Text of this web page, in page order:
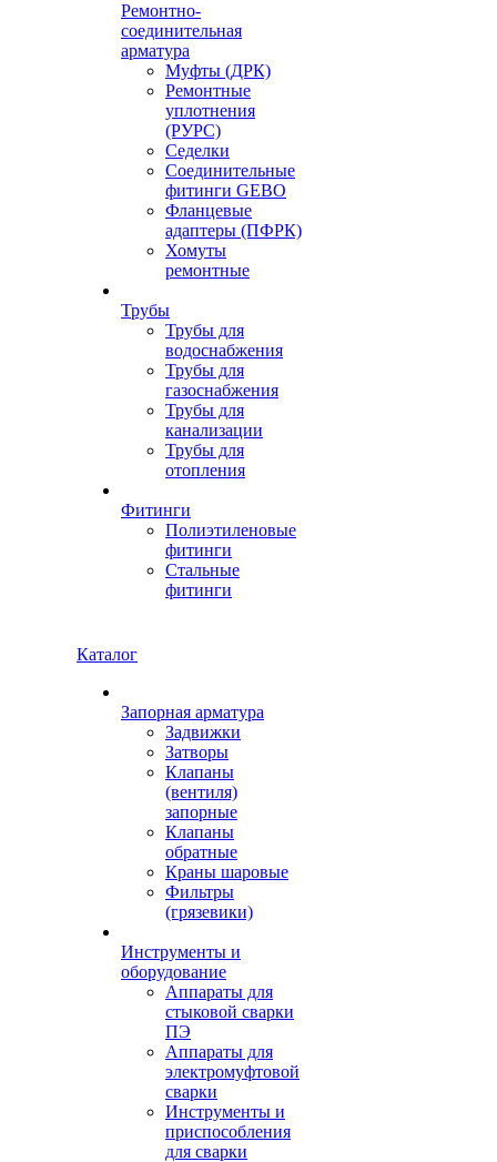
Ремонтно-
соединительная
арматура
Муфты (ДРК)
Ремонтные
уплотнения
(РУРС)
Седелки
Соединительные
фитинги GEBO
Фланцевые
адаптеры (ПФРК)
Хомуты
ремонтные
Трубы
Трубы для
водоснабжения
Трубы для
газоснабжения
Трубы для
канализации
Трубы для
отопления
Фитинги
Полиэтиленовые
фитинги
Стальные
фитинги
Каталог
Запорная арматура
Задвижки
Затворы
Клапаны
(вентиля)
запорные
Клапаны
обратные
Краны шаровые
Фильтры
(грязевики)
Инструменты и
оборудование
Аппараты для
стыковой сварки
ПЭ
Аппараты для
электромуфтовой
сварки
Инструменты и
приспособления
для сварки